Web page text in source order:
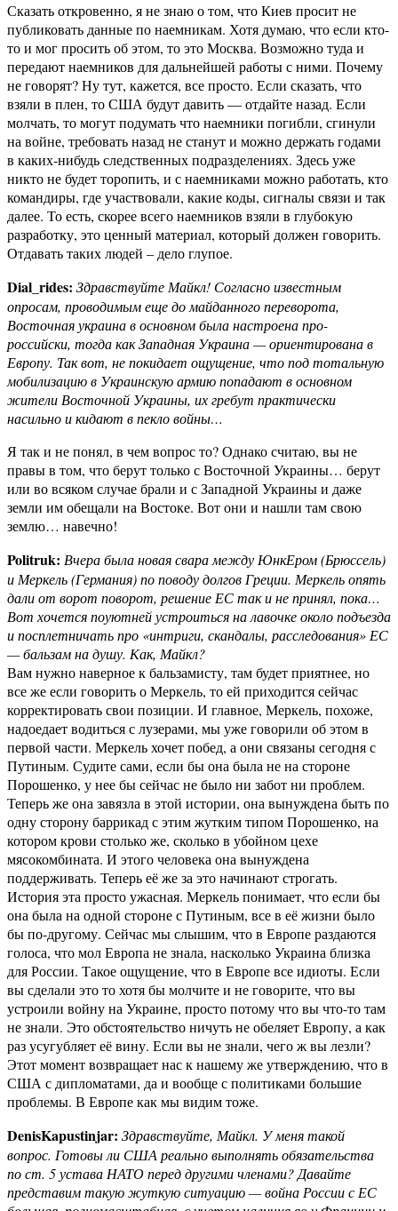
Сказать откровенно, я не знаю о том, что Киев просит не
публиковать данные по наемникам. Хотя думаю, что если кто-
то и мог просить об этом, то это Москва. Возможно туда и
передают наемников для дальнейшей работы с ними. Почему
не говорят? Ну тут, кажется, все просто. Если сказать, что
взяли в плен, то США будут давить — отдайте назад. Если
молчать, то могут подумать что наемники погибли, сгинули
на войне, требовать назад не станут и можно держать годами
в каких-нибудь следственных подразделениях. Здесь уже
никто не будет торопить, и с наемниками можно работать, кто
командиры, где участвовали, какие коды, сигналы связи и так
далее. То есть, скорее всего наемников взяли в глубокую
разработку, это ценный материал, который должен говорить.
Отдавать таких людей – дело глупое.
Dial_rides: Здравствуйте Майкл! Согласно известным
опросам, проводимым еще до майданного переворота,
Восточная украина в основном была настроена про-
российски, тогда как Западная Украина — ориентирована в
Европу. Так вот, не покидает ощущение, что под тотальную
мобилизацию в Украинскую армию попадают в основном
жители Восточной Украины, их гребут практически
насильно и кидают в пекло войны…
Я так и не понял, в чем вопрос то? Однако считаю, вы не
правы в том, что берут только с Восточной Украины… берут
или во всяком случае брали и с Западной Украины и даже
земли им обещали на Востоке. Вот они и нашли там свою
землю… навечно!
Politruk: Вчера была новая свара между ЮнкЕром (Брюссель)
и Меркель (Германия) по поводу долгов Греции. Меркель опять
дали от ворот поворот, решение ЕС так и не принял, пока…
Вот хочется поуютней устроиться на лавочке около подъезда
и посплетничать про «интриги, скандалы, расследования» ЕС
— бальзам на душу. Как, Майкл?
Вам нужно наверное к бальзамисту, там будет приятнее, но
все же если говорить о Меркель, то ей приходится сейчас
корректировать свои позиции. И главное, Меркель, похоже,
надоедает водиться с лузерами, мы уже говорили об этом в
первой части. Меркель хочет побед, а они связаны сегодня с
Путиным. Судите сами, если бы она была не на стороне
Порошенко, у нее бы сейчас не было ни забот ни проблем.
Теперь же она завязла в этой истории, она вынуждена быть по
одну сторону баррикад с этим жутким типом Порошенко, на
котором крови столько же, сколько в убойном цехе
мясокомбината. И этого человека она вынуждена
поддерживать. Теперь её же за это начинают строгать.
История эта просто ужасная. Меркель понимает, что если бы
она была на одной стороне с Путиным, все в её жизни было
бы по-другому. Сейчас мы слышим, что в Европе раздаются
голоса, что мол Европа не знала, насколько Украина близка
для России. Такое ощущение, что в Европе все идиоты. Если
вы сделали это то хотя бы молчите и не говорите, что вы
устроили войну на Украине, просто потому что вы что-то там
не знали. Это обстоятельство ничуть не обеляет Европу, а как
раз усугубляет её вину. Если вы не знали, чего ж вы лезли?
Этот момент возвращает нас к нашему же утверждению, что в
США с дипломатами, да и вообще с политиками большие
проблемы. В Европе как мы видим тоже.
DenisKapustinjar: Здравствуйте, Майкл. У меня такой
вопрос. Готовы ли США реально выполнять обязательства
по ст. 5 устава НАТО перед другими членами? Давайте
представим такую жуткую ситуацию — война России с ЕС